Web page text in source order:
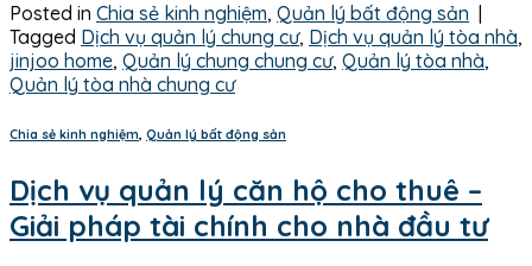
Posted in Chia sẻ kinh nghiệm, Quản lý bất động sản |
Tagged Dịch vụ quản lý chung cư, Dịch vụ quản lý tòa nhà,
jinjoo home, Quản lý chung chung cư, Quản lý tòa nhà,
Quản lý tòa nhà chung cư
Chia sẻ kinh nghiệm, Quản lý bất động sản
Dịch vụ quản lý căn hộ cho thuê –
Giải pháp tài chính cho nhà đầu tư